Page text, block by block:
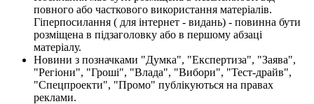
повного або часткового використання матеріалів.
Гіперпосилання ( для інтернет - видань) - повинна бути
розміщена в підзаголовку або в першому абзаці
матеріалу.
Новини з позначками "Думка", "Експертиза", "Заява",
"Регіони", "Гроші", "Влада", "Вибори", "Тест-драйв",
"Спецпроекти", "Промо" публікуються на правах
реклами.